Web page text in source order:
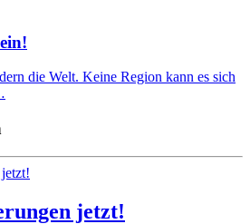
die Welt. Keine Region kann es sich
jetzt!